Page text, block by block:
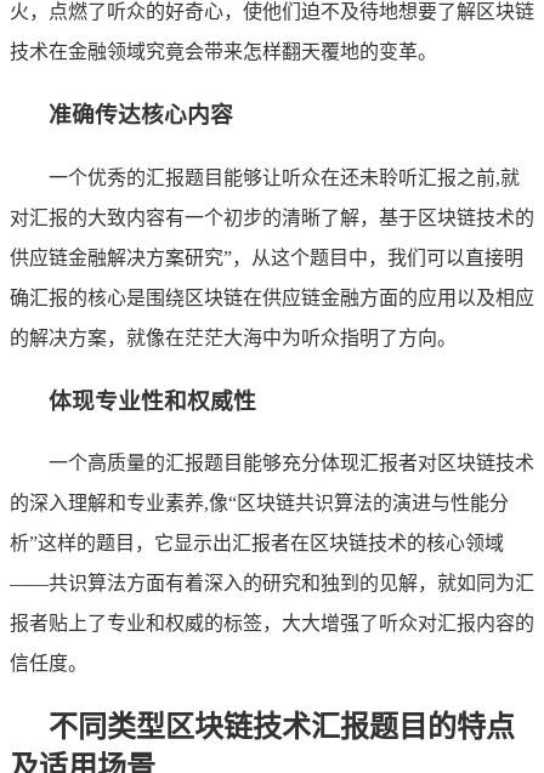
火，点燃了听众的好奇心，使他们迫不及待地想要了解区块链
技术在金融领域究竟会带来怎样翻天覆地的变革。
准确传达核心内容
一个优秀的汇报题目能够让听众在还未聆听汇报之前,就
对汇报的大致内容有一个初步的清晰了解，基于区块链技术的
供应链金融解决方案研究”，从这个题目中，我们可以直接明
确汇报的核心是围绕区块链在供应链金融方面的应用以及相应
的解决方案，就像在茫茫大海中为听众指明了方向。
体现专业性和权威性
一个高质量的汇报题目能够充分体现汇报者对区块链技术
的深入理解和专业素养,像“区块链共识算法的演进与性能分
析”这样的题目，它显示出汇报者在区块链技术的核心领域
——共识算法方面有着深入的研究和独到的见解，就如同为汇
报者贴上了专业和权威的标签，大大增强了听众对汇报内容的
信任度。
不同类型区块链技术汇报题目的特点